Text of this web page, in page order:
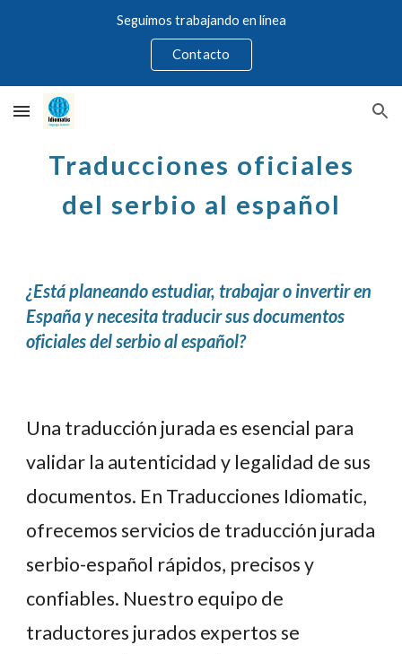
Skip to main content
Seguimos trabajando en línea
Contacto
Traducciones oficiales
del serbio al español
¿Está planeando estudiar, trabajar o invertir en
España y necesita traducir sus documentos
oficiales del serbio al español?
Una traducción jurada es esencial para
validar la autenticidad y legalidad de sus
documentos. En Traducciones Idiomatic,
ofrecemos servicios de traducción jurada
serbio-español rápidos, precisos y
confiables. Nuestro equipo de
traductores jurados expertos se